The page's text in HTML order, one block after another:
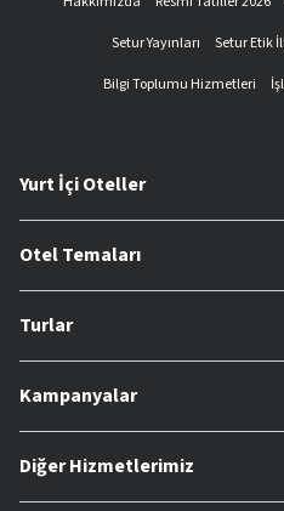
Setur Yayınları
Setur Etik
Bilgi Toplumu Hizmetleri
Yurt İçi Oteller
Otel Temaları
Turlar
Kampanyalar
Diğer Hizmetlerimiz